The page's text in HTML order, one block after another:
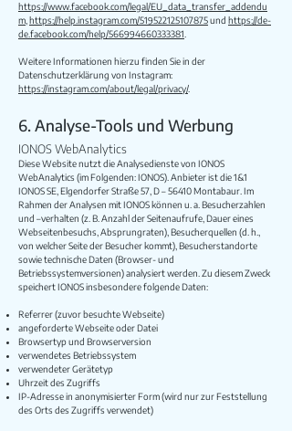
https://www.facebook.com/legal/EU_data_transfer_addendu
m https://help.instagram.com/519522125107875und https://de-
de.facebook.com/help/566994660333381
Weitere Informationen hierzu finden Sie in der
Datenschutzerklärung von Instagram:
https://instagram.com/about/legal/privacy/.
6. Analyse-Tools und Werbung
IONOS WebAnalytics
Diese Website nutzt die Analysedienste von IONOS
WebAnalytics (im Folgenden: IONOS). Anbieter ist die 1&1
IONOS SE, Elgendorfer Straße 57, D – 56410 Montabaur. Im
Rahmen der Analysen mit IONOS können u. a. Besucherzahlen
und –verhalten (z. B. Anzahl der Seitenaufrufe, Dauer eines
Webseitenbesuchs, Absprungraten), Besucherquellen (d. h.,
von welcher Seite der Besucher kommt), Besucherstandorte
sowie technische Daten (Browser- und
Betriebssystemversionen) analysiert werden. Zu diesem Zweck
speichert IONOS insbesondere folgende Daten:
Referrer (zuvor besuchte Webseite)
angeforderte Webseite oder Datei
Browsertyp und Browserversion
verwendetes Betriebssystem
verwendeter Gerätetyp
Uhrzeit des Zugriffs
IP-Adresse in anonymisierter Form (wird nur zur Feststellung
des Orts des Zugriffs verwendet)